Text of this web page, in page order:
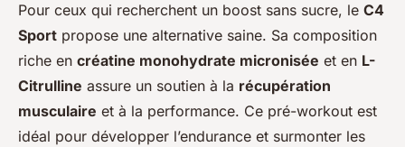
Pour ceux qui recherchent un boost sans sucre, le C4
Sport propose une alternative saine. Sa composition
riche en créatine monohydrate micronisée et en L-
Citrulline assure un soutien à la récupération
musculaire et à la performance. Ce pré-workout est
idéal pour développer l’endurance et surmonter les